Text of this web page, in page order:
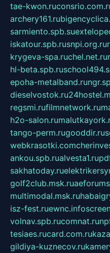
tae-kwon.ru
archery161.ru
sarmiento.spb.su
iskatour.spb.rusnpi.org.ru
krygeva-spa.ruchel.net.ru
hl-beta.spb.ru
epoha-metalband.ru
dieselvostok.ru
regsmi.rufilmnetwork.ru
h2o-salon.ru
tango-perm.rugooddir.ru
webkrasotki.com
ankou.spb.rualvesta1.ru
sakhatoday.ru
golf2club.msk.ru
multimodal.msk.ru
isz-fest.ruewnc.info
volnav.spb.rucomnat.ru
tesiaes.rucard.com.ru
gildiya-kuznecov.ru